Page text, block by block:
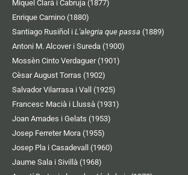
Miquel Clarà i Cabruja (1877)
Enrique Camino (1880)
Santiago Rusiñol i L'alegria que passa (1889)
Antoni M. Alcover i Sureda (1900)
Mossèn Cinto Verdaguer (1901)
Cèsar August Torras (1902)
Salvador Vilarrasa i Vall (1925)
Francesc Macià i Llussà (1931)
Joan Amades i Gelats (1953)
Josep Ferreter Mora (1955)
Josep Pla i Casadevall (1960)
Jaume Sala i Sivillà (1968)